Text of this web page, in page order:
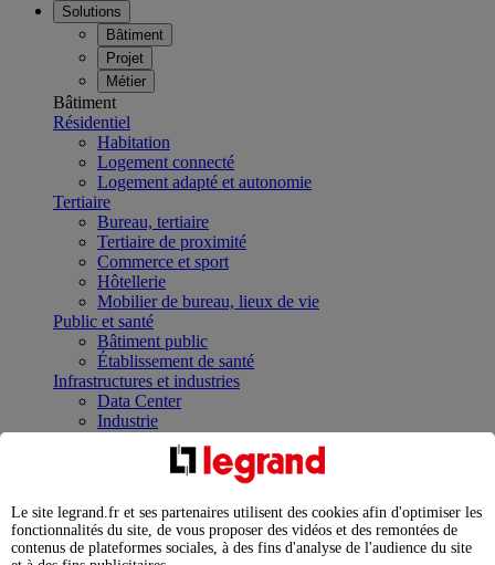
Solutions
Bâtiment
Projet
Métier
Bâtiment
Résidentiel
Habitation
Logement connecté
Logement adapté et autonomie
Tertiaire
Bureau, tertiaire
Tertiaire de proximité
Commerce et sport
Hôtellerie
Mobilier de bureau, lieux de vie
Public et santé
Bâtiment public
Établissement de santé
Infrastructures et industries
Data Center
Industrie
Infrastructures
Contrôler et planifier le fonctionnement des appareils
Répartir et optimiser son tableau électrique
Legrand Data Center Solutions : concentrer les
expertises au service de vos performances
Le site legrand.fr et ses partenaires utilisent des cookies afin d'optimiser les
fonctionnalités du site, de vous proposer des vidéos et des remontées de
contenus de plateformes sociales, à des fins d'analyse de l'audience du site